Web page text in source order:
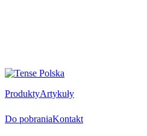
ProduktyArtykuły
Do pobraniaKontakt